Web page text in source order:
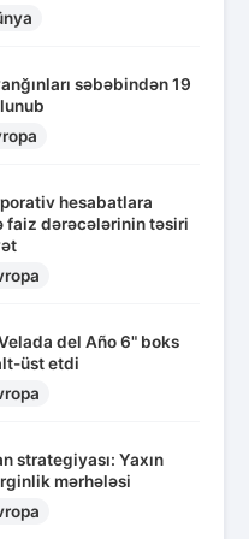
səbəbindən 19
hesabatlara
faiz dərəcələrinin təsiri
del Año 6" boks
üst etdi
strategiyası: Yaxın
mərhələsi